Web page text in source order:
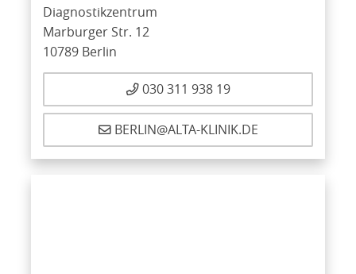
Diagnostikzentrum
Marburger Str. 12
10789 Berlin
030 311 938 19
BERLIN@ALTA-KLINIK.DE